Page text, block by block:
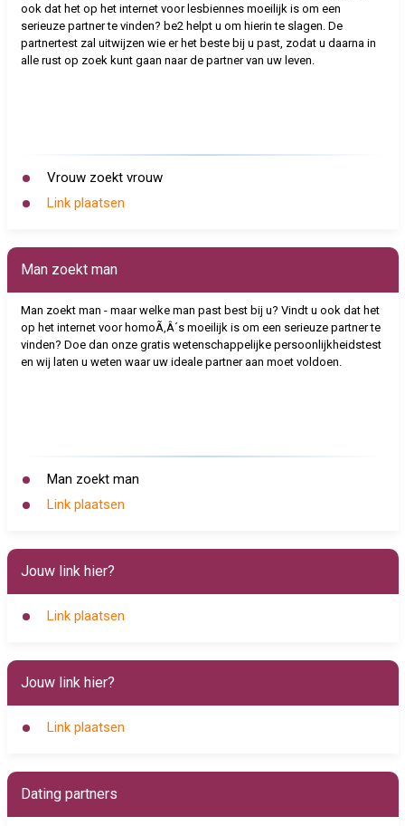
ook dat het op het internet voor lesbiennes moeilijk is om een
serieuze partner te vinden? be2 helpt u om hierin te slagen. De
partnertest zal uitwijzen wie er het beste bij u past, zodat u daarna in
alle rust op zoek kunt gaan naar de partner van uw leven.
Vrouw zoekt vrouw
Link plaatsen
Man zoekt man
Man zoekt man - maar welke man past best bij u? Vindt u ook dat het
op het internet voor homoÃ‚Â´s moeilijk is om een serieuze partner te
vinden? Doe dan onze gratis wetenschappelijke persoonlijkheidstest
en wij laten u weten waar uw ideale partner aan moet voldoen.
Man zoekt man
Link plaatsen
Jouw link hier?
Link plaatsen
Jouw link hier?
Link plaatsen
Dating partners